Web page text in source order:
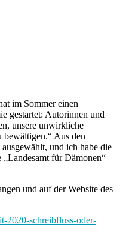
im Sommer einen
gestartet: Autorinnen und
unsere unwirkliche
Aus den
und ich habe die
für Dämonen“
und auf der Website des
2020-schreibfluss-oder-